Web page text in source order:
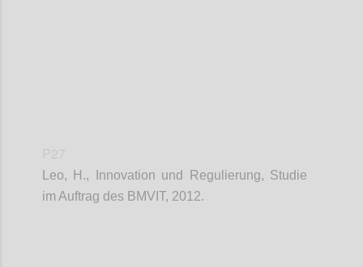
Leo, H., Innovation und Regulierung, Studie
im Auftrag des BMVIT, 2012.